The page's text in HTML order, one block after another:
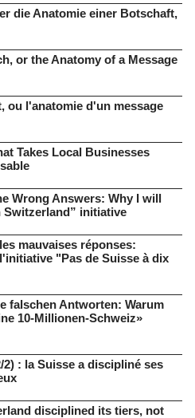
die Anatomie einer Botschaft,
or the Anatomy of a Message
ou l'anatomie d'un message
Takes Local Businesses
Wrong Answers: Why I will
Switzerland” initiative
mauvaises réponses:
"Pas de Suisse à dix
falschen Antworten: Warum
10-Millionen-Schweiz»
: la Suisse a discipliné ses
disciplined its tiers, not